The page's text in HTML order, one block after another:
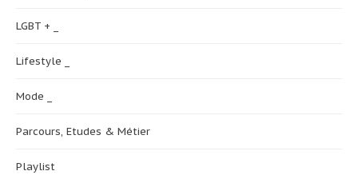
LGBT + _
Lifestyle _
Mode _
Parcours, Etudes & Métier
Playlist